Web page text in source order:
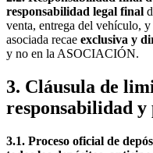
responsabilidad legal final
venta, entrega del vehículo,
asociada recae exclusiva y
y no en la ASOCIACIÓN.
3. Cláusula de
responsabilidad
3.1. Proceso oficial de